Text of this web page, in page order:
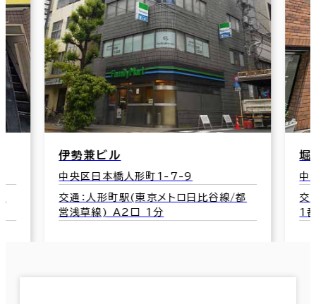
伊勢兼ビル
中央区日本橋人形町1-7-9
交通：人形町駅(東京メトロ日比谷線/都
営浅草線) A2口 1分
堀
中
交
1